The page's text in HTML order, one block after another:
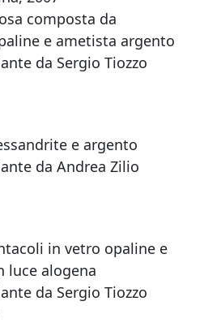
composta da
e ametista argento
da Sergio Tiozzo
e argento
da Andrea Zilio
in vetro opaline e
luce alogena
da Sergio Tiozzo